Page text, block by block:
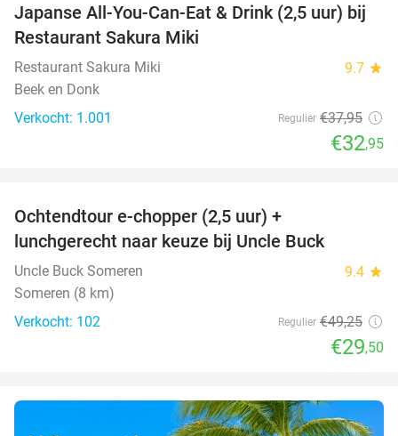
13%
Japanse All-You-Can-Eat & Drink (2,5 uur) bij
Restaurant Sakura Miki
Restaurant Sakura Miki 9.7 star
Beek en Donk
Verkocht: 1.001
Regulier €37,95
€32,95
Ochtendtour e-chopper (2,5 uur) +
lunchgerecht naar keuze bij Uncle Buck
Uncle Buck Someren 9.4 star
Someren (8 km)
Verkocht: 102
Regulier €49,25
€29,50